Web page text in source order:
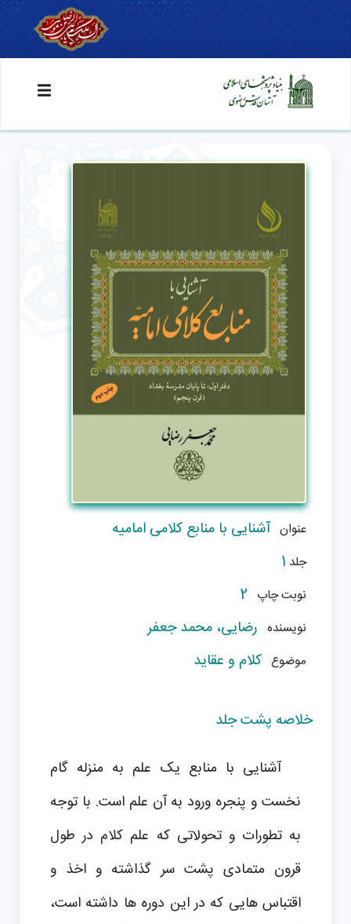
عنوان آشنایی با منابع کلامی امامیه
جلد 1
نوبت چاپ 2
نویسنده رضایی، محمد جعفر
موضوع کلام و عقاید
خلاصه پشت جلد
آشنایی با منابع یک علم به منزله گام
نخست و پنجره ورود به آن علم است. با توجه
به تطورات و تحولاتی که علم کلام در طول
قرون متمادی پشت سر گذاشته و اخذ و
اقتباس هایی که در این دوره ها داشته است،